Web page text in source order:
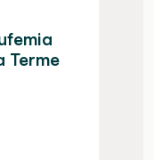
Terme